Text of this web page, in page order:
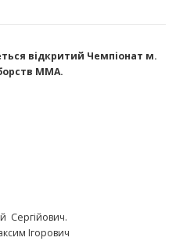
відкритий Чемпіонат м.
ММА.
Сергійович.
Ігорович